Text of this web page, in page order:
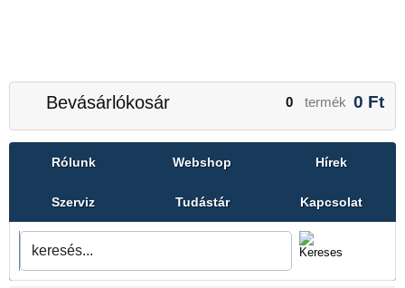
Bevásárlókosár 0 termék 0 Ft
Rólunk Webshop Hírek
Szerviz Tudástár Kapcsolat